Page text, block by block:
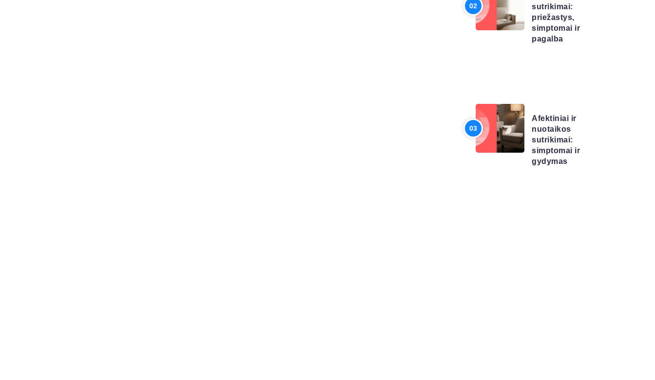
sutrikimai:
priežastys,
simptomai ir
pagalba
Afektiniai ir
nuotaikos
sutrikimai:
simptomai ir
gydymas